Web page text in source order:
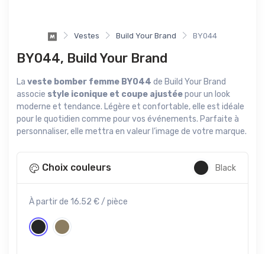
Vestes Build Your Brand BY044
BY044, Build Your Brand
La veste bomber femme BY044 de Build Your Brand
associe style iconique et coupe ajustéepour un look
moderne et tendance. Légère et confortable, elle est idéale
pour le quotidien comme pour vos événements. Parfaite à
personnaliser, elle mettra en valeur l’image de votre marque.
Choix couleurs Black
À partir de 16.52 € / pièce